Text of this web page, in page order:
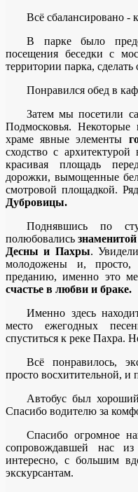
Всё сбалансировано -
В парке было
посещения беседки с
территории парка,
Понравился обед в
Затем мы посетили
Подмосковья. Некоторые
храме явные элементы
сходство с архитектурой
красивая площадь
дорожки, вымощенные
смотровой площадкой.
Дубровицы.
Поднявшись по
полюбовались
Десны и Пахры.
молодожены и,
преданию, именно это
счастье в любви и браке.
Именно здесь
место ежегодных
спуститься к реке Пахра.
Всё понравилось,
просто восхитительной, и
Автобус был
Спасибо водителю за
Спасибо огромное
сопровождавшей нас
интересно, с большим
экскурсантам.